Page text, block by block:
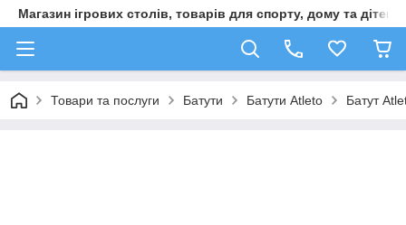
Магазин ігрових столів, товарів для спорту, дому та дітей
Товари та послуги Батути Батути Atleto Батут